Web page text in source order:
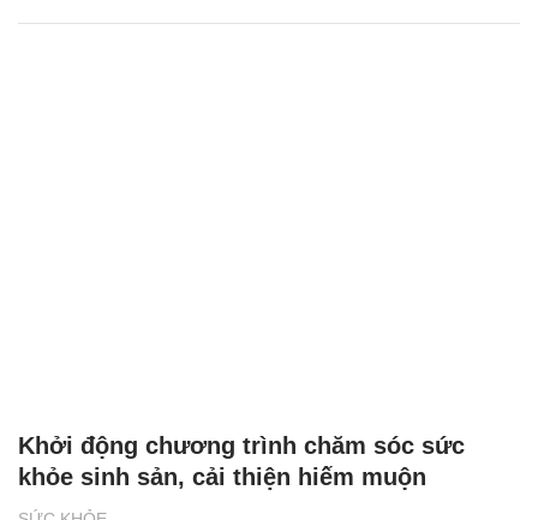
Khởi động chương trình chăm sóc sức
khỏe sinh sản, cải thiện hiếm muộn